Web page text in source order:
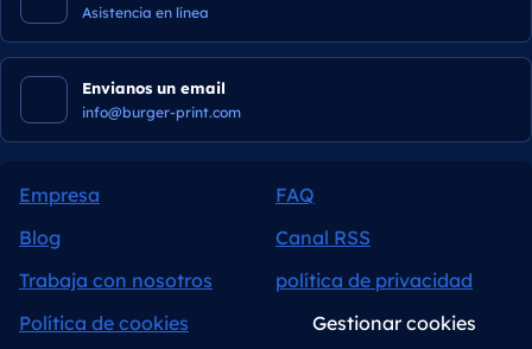
Asistencia en línea
Envianos un email
info@burger-print.com
Empresa
FAQ
Blog
Canal RSS
Trabaja con nosotros
política de privacidad
Política de cookies
Gestionar cookies